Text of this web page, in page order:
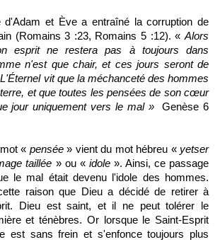
d'Adam et Ève a entraîné la corruption de
(Romains 3 :23, Romains 5 :12). « Alors
esprit ne restera pas à toujours dans
n'est que chair, et ces jours seront de
vit que la méchanceté des hommes
et que toutes les pensées de son cœur
jour uniquement vers le mal »
Genèse 6
« pensée» vient du mot hébreu « yetser
taillée » ou « idole». Ainsi, ce passage
le mal était devenu l'idole des hommes.
raison que Dieu a décidé de retirer à
Dieu est saint, et il ne peut tolérer le
et ténèbres. Or lorsque le Saint-Esprit
est sans frein et s'enfonce toujours plus